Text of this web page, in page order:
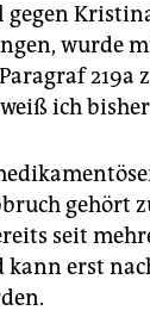
­gegen
wurde
219a
ich
gehört
seit
kann erst